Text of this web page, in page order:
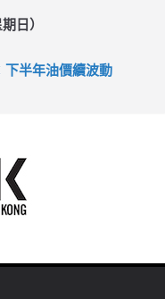
日）
下半年油價續波動
場館奪錦標